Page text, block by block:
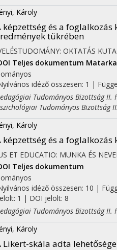
Károly
képzettség és a
tükrében
OKTATÁS
Teljes dokumentum Matarka
idéző összesen: 1 |
Tudományos Bizottság II.
Tudományos Bizottság
Károly
képzettség és a
ET EDUCATIO: MUNKA ÉS
Teljes dokumentum
idéző összesen: 10 |
1 | DOI jelölt: 8
Tudományos Bizottság II.
Károly
Likert-skála adta